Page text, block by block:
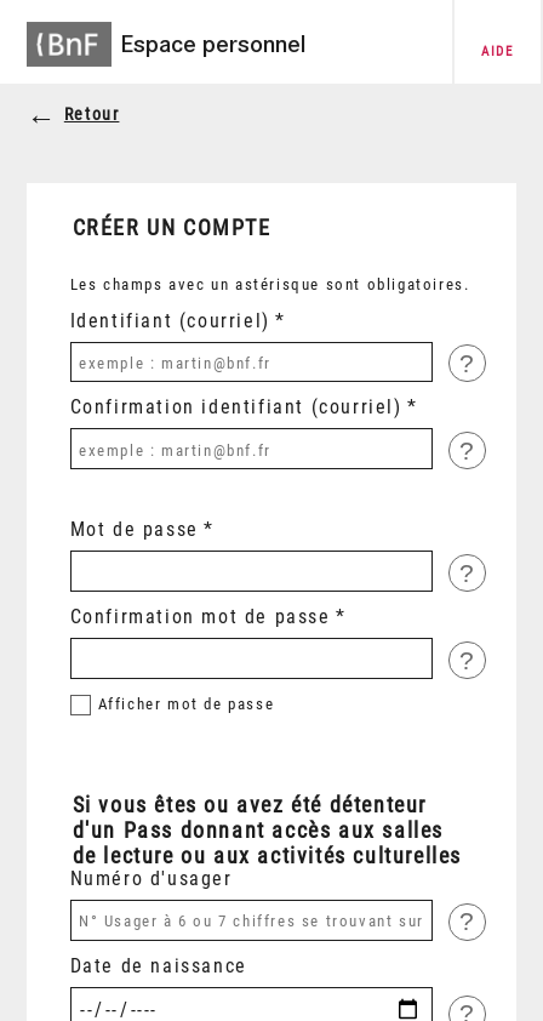
Espace personnel AIDE
Retour
CRÉER UN COMPTE
Les champs avec un astérisque sont obligatoires.
Identifiant (courriel)
?
Confirmation identifiant (courriel)
?
Mot de passe
?
Confirmation mot de passe
?
Afficher mot de passe
Si vous êtes ou avez été détenteur
d'un Pass donnant accès aux salles
de lecture ou aux activités culturelles
Numéro d'usager
?
Date de naissance
?